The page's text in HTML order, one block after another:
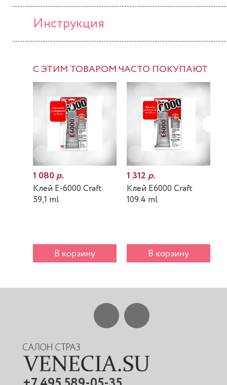
Инструкция
С ЭТИМ ТОВАРОМ ЧАСТО ПОКУПАЮТ
1 080р.
Клей E-6000 Craft
59,1 ml
В корзину
1 312р.
Клей E6000 Craft
109.4 ml
В корзину